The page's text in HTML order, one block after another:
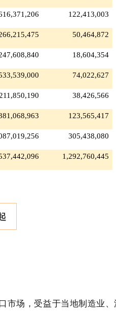
122,413,003
50,464,872
18,604,354
74,022,627
211,850,190 38,426,566
123,565,417
305,438,080
1,292,760,445
场，受益于当地制造业、